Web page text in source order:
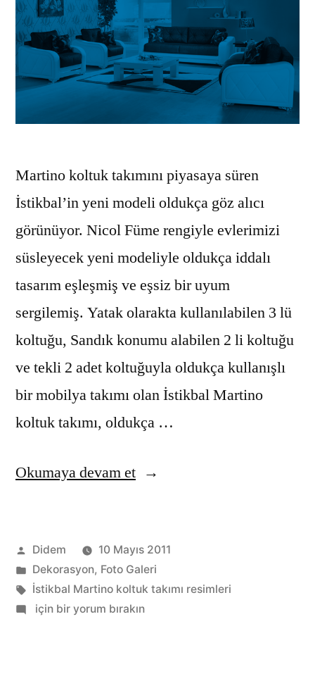
Martino koltuk takımını piyasaya süren
İstikbal’in yeni modeli oldukça göz alıcı
görünüyor. Nicol Füme rengiyle evlerimizi
süsleyecek yeni modeliyle oldukça iddalı
tasarım eşleşmiş ve eşsiz bir uyum
sergilemiş. Yatak olarakta kullanılabilen 3 lü
koltuğu, Sandık konumu alabilen 2 li koltuğu
ve tekli 2 adet koltuğuyla oldukça kullanışlı
bir mobilya takımı olan İstikbal Martino
koltuk takımı, oldukça …
Okumaya devam et“İstikbal’den
koltuk
takımı
Martino”
Gönderen:
Didem
10 Mayıs 2011
Kategori:
Dekorasyon, Foto Galeri
Etiketler:
İstikbal Martino koltuk takımı resimleri
İstikbal’den
için bir yorum bırakın